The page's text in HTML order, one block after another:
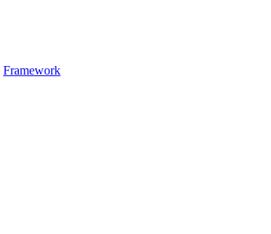
Framework